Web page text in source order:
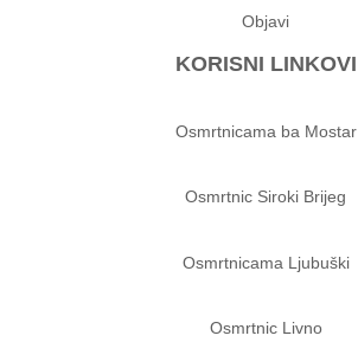
Objavi
KORISNI LINKOVI
Osmrtnicama ba Mostar
Osmrtnic Siroki Brijeg
Osmrtnicama Ljubuški
Osmrtnic Livno